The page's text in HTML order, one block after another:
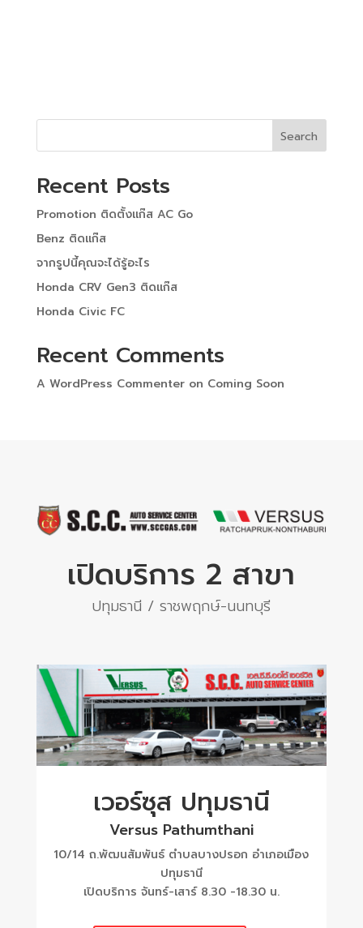
Search
Recent Posts
Promotion ติดตั้งแก๊ส AC Go
Benz ติดแก๊ส
จากรูปนี้คุณจะได้รู้อะไร
Honda CRV Gen3 ติดแก๊ส
Honda Civic FC
Recent Comments
A WordPress Commenteron Coming Soon
เปิดบริการ 2 สาขา
ปทุมธานี / ราชพฤกษ์-นนทบุรี
เวอร์ซุส ปทุมธานี
Versus Pathumthani
10/14 ถ.พัฒนสัมพันธ์ ตำบลบางปรอก อำเภอเมือง
ปทุมธานี
เปิดบริการ จันทร์-เสาร์ 8.30 -18.30 น.